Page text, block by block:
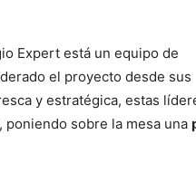
Expert está un equipo de
el proyecto desde sus
y estratégica, estas
sobre la mesa una